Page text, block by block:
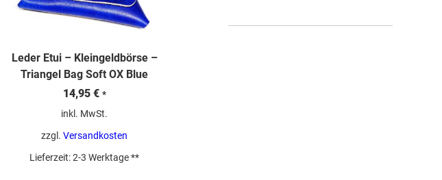
Leder Etui – Kleingeldbörse –
Triangel Bag Soft OX Blue
14,95 € *
inkl. MwSt.
zzgl.Versandkosten
Lieferzeit:2-3 Werktage **